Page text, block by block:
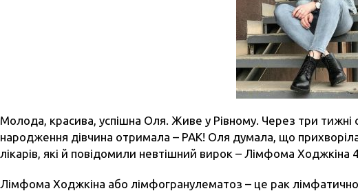
Молода, красива, успішна Оля. Живе у Рівному. Через три тижні
народження дівчина отримала – РАК! Оля думала, що
лікарів, які й повідомили невтішний вирок – Лімфома Ходжкіна
Лімфома Ходжкіна або лімфогранулематоз – це рак